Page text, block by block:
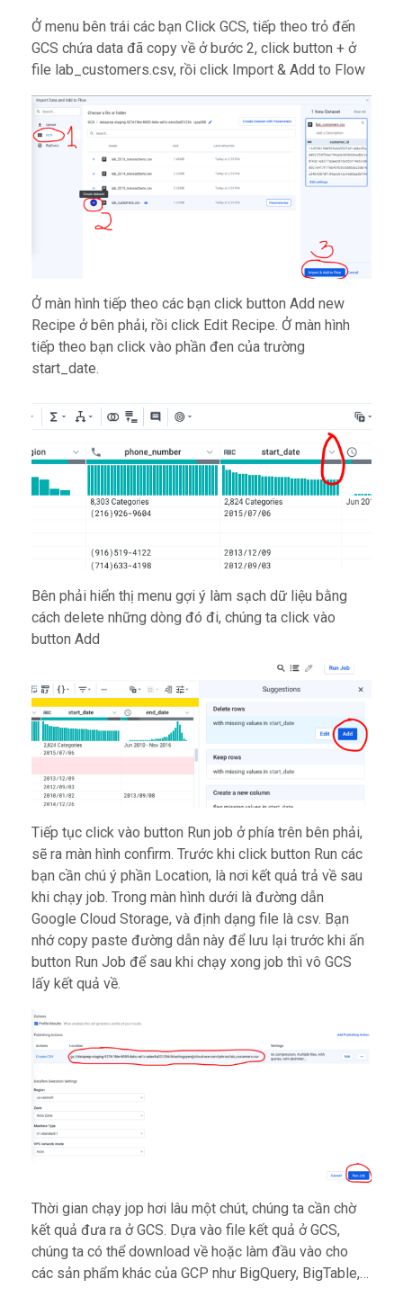
Ở menu bên trái các bạn Click GCS, tiếp theo trỏ đến
GCS chứa data đã copy về ở bước 2, click button + ở
file lab_customers.csv, rồi click Import & Add to Flow
Ở màn hình tiếp theo các bạn click button Add new
Recipe ở bên phải, rồi click Edit Recipe. Ở màn hình
tiếp theo bạn click vào phần đen của trường
start_date.
Bên phải hiển thị menu gợi ý làm sạch dữ liệu bằng
cách delete những dòng đó đi, chúng ta click vào
button Add
Tiếp tục click vào button Run job ở phía trên bên phải,
sẽ ra màn hình confirm. Trước khi click button Run các
bạn cần chú ý phần Location, là nơi kết quả trả về sau
khi chạy job. Trong màn hình dưới là đường dẫn
Google Cloud Storage, và định dạng file là csv. Bạn
nhớ copy paste đường dẫn này để lưu lại trước khi ấn
button Run Job để sau khi chạy xong job thì vô GCS
lấy kết quả về.
Thời gian chạy jop hơi lâu một chút, chúng ta cần chờ
kết quả đưa ra ở GCS. Dựa vào file kết quả ở GCS,
chúng ta có thể download về hoặc làm đầu vào cho
các sản phẩm khác của GCP như BigQuery, BigTable,…